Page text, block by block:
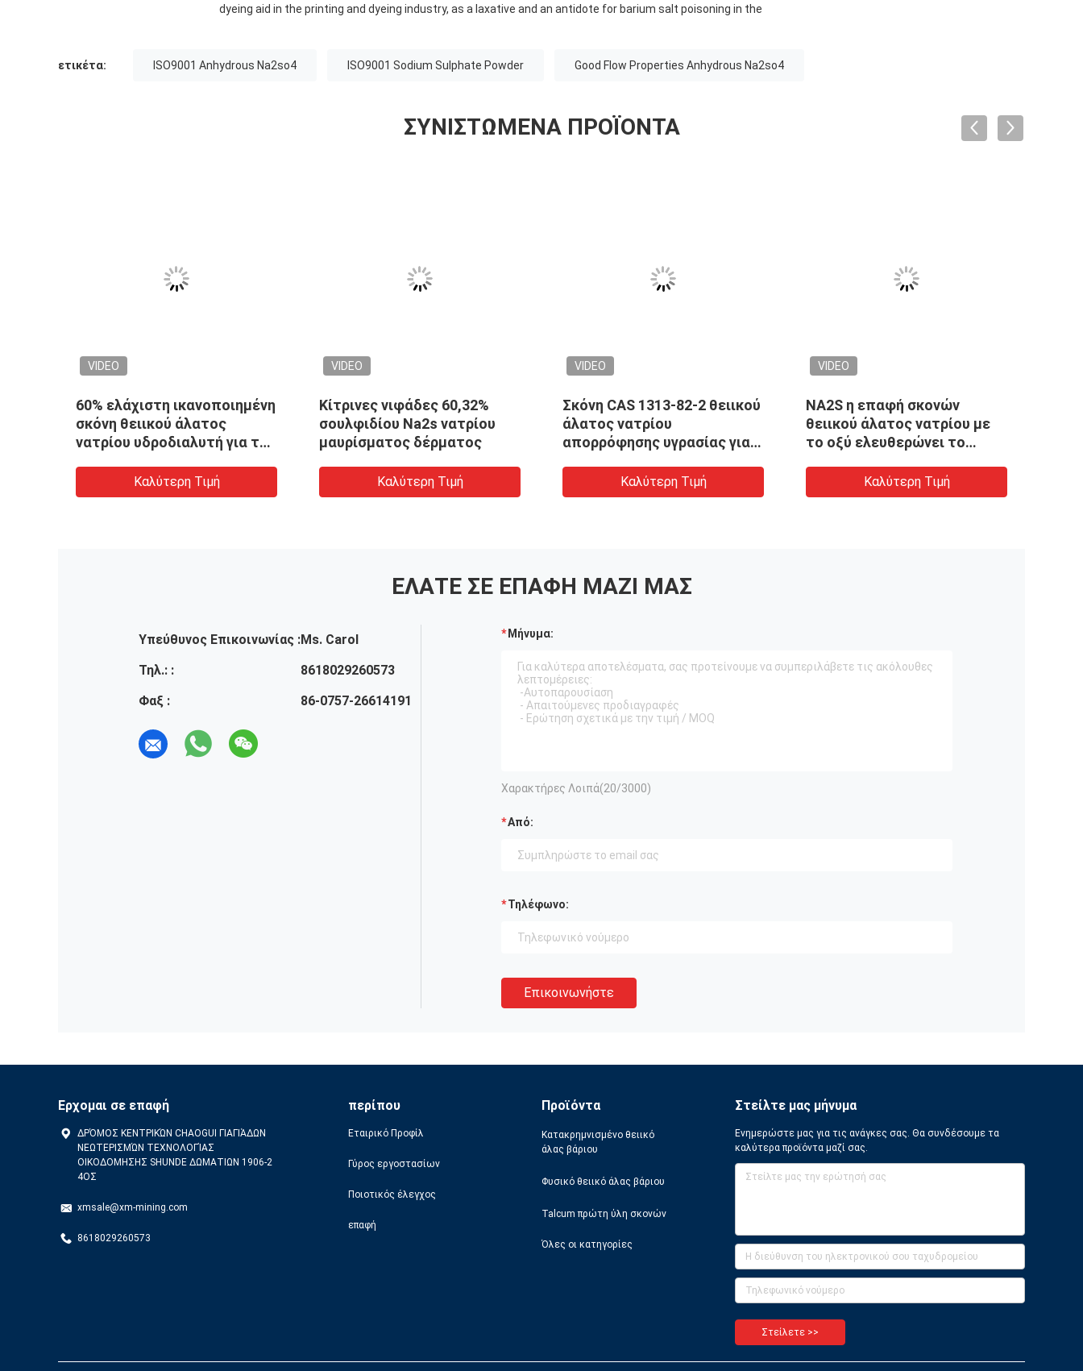
dyeing aid in the printing and dyeing industry, as a laxative and an antidote for barium salt poisoning in the
ετικέτα: ISO9001 Anhydrous Na2so4 ISO9001 Sodium Sulphate Powder Good Flow Properties Anhydrous Na2so4
ΣΥΝΙΣΤΏΜΕΝΑ ΠΡΟΪΌΝΤΑ
VIDEO
60% ελάχιστη ικανοποιημένη
σκόνη θειικού άλατος
νατρίου υδροδιαλυτή για το
Καλύτερη Τιμή
VIDEO
Κίτρινες νιφάδες 60,32%
σουλφιδίου Na2s νατρίου
μαυρίσματος δέρματος
Καλύτερη Τιμή
VIDEO
Σκόνη CAS 1313-82-2 θειικού
άλατος νατρίου
απορρόφησης υγρασίας για
Καλύτερη Τιμή
VIDEO
NA2S η επαφή σκονών
θειικού άλατος νατρίου με
το οξύ ελευθερώνει το
Καλύτερη Τιμή
ΕΛΆΤΕ ΣΕ ΕΠΑΦΉ ΜΑΖΊ ΜΑΣ
Υπεύθυνος Επικοινωνίας :Ms. Carol
Τηλ.: :
8618029260573
Φαξ :
86-0757-26614191
Μήνυμα:
Χαρακτήρες Λοιπά(20/3000)
Από:
Τηλέφωνο:
Επικοινωνήστε
Ερχομαι σε επαφή
ΔΡΌΜΟΣ ΚΕΝΤΡΙΚΏΝ CHAOGUI ΓΙΑΓΙΆΔΩΝ
ΝΕΩΤΕΡΙΣΜΏΝ ΤΕΧΝΟΛΟΓΊΑΣ
ΟΙΚΟΔΟΜΗΣΗΣ SHUNDE ΔΩΜΑΤΙΩΝ 1906-2
4ΟΣ
xmsale@xm-mining.com
8618029260573
περίπου
Εταιρικό Προφίλ
Γύρος εργοστασίων
Ποιοτικός έλεγχος
επαφή
Προϊόντα
Κατακρημνισμένο θειικό
άλας βάριου
Φυσικό θειικό άλας βάριου
Talcum πρώτη ύλη σκονών
Όλες οι κατηγορίες
Στείλτε μας μήνυμα
Ενημερώστε μας για τις ανάγκες σας. Θα συνδέσουμε τα
καλύτερα προϊόντα μαζί σας.
Στείλετε >>